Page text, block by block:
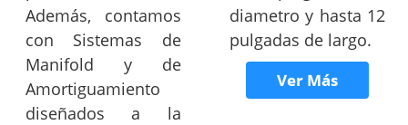
Además, contamos
con Sistemas de
Manifold y de
Amortiguamiento
diseñados a la
diametro y hasta 12
pulgadas de largo.
Ver Más